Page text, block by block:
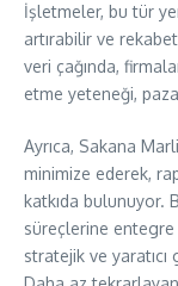
İşletmeler, bu tür
artırabilir ve
veri çağında,
etme yeteneği,
Ayrıca, Sakana
minimize ederek,
katkıda bulunuyor.
süreçlerine entegre
stratejik ve